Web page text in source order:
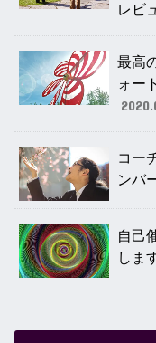
レビ
最高
ォー
コー
ンバ
自己
しま